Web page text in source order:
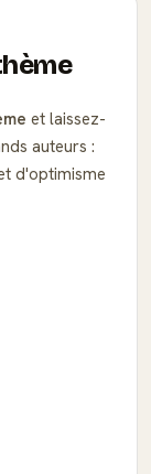
et laissez-
auteurs :
d'optimisme